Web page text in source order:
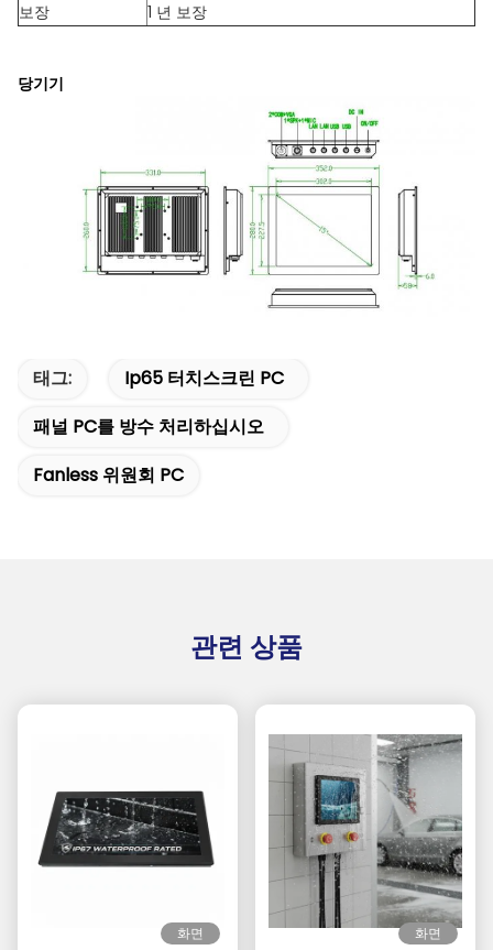
보장
1 년 보장
당기기
태그:
Ip65 터치스크린 PC
패널 PC를 방수 처리하십시오
Fanless 위원회 PC
관련 상품
화면 화면